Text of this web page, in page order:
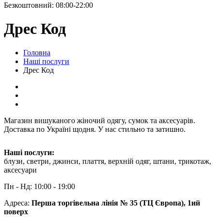
Безкоштовний: 08:00-22:00
Дрес Код
Головна
Наші послуги
Дрес Код
Магазин вишуканого жіночий одягу, сумок та аксесуарів.
Доставка по Україні щодня. У нас стильно та затишно.
Наші послуги:
блузи, светри, джинси, плаття, верхній одяг, штани, трикотаж,
аксесуари
Пн - Нд: 10:00 - 19:00
Адреса: Перша торгівельна лінія № 35 (ТЦ Європа), 1ий
поверх